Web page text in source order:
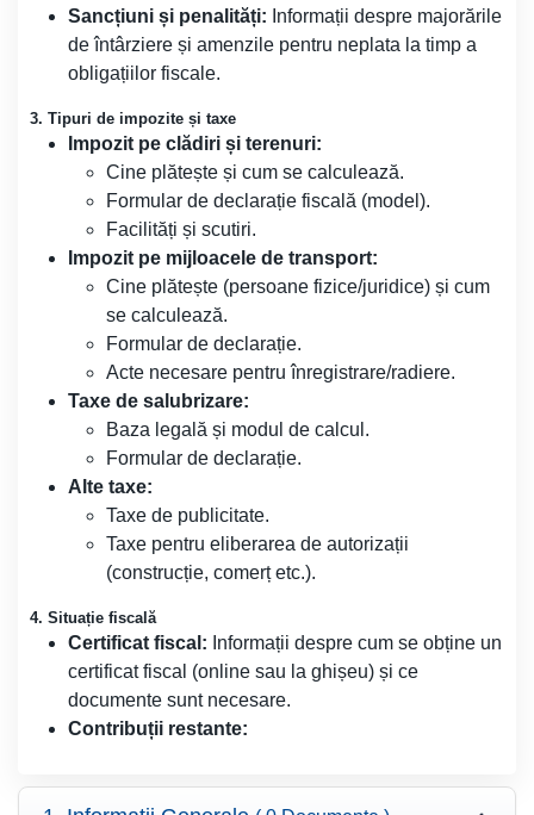
Sancțiuni și penalități: Informații despre majorările
de întârziere și amenzile pentru neplata la timp a
obligațiilor fiscale.
3. Tipuri de impozite și taxe
Impozit pe clădiri și terenuri:
Cine plătește și cum se calculează.
Formular de declarație fiscală (model).
Facilități și scutiri.
Impozit pe mijloacele de transport:
Cine plătește (persoane fizice/juridice) și cum
se calculează.
Formular de declarație.
Acte necesare pentru înregistrare/radiere.
Taxe de salubrizare:
Baza legală și modul de calcul.
Formular de declarație.
Alte taxe:
Taxe de publicitate.
Taxe pentru eliberarea de autorizații
(construcție, comerț etc.).
4. Situație fiscală
Certificat fiscal: Informații despre cum se obține un
certificat fiscal (online sau la ghișeu) și ce
documente sunt necesare.
Contribuții restante: